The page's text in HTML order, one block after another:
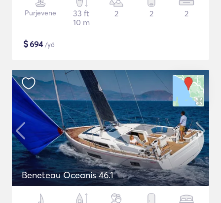
Purjevene
33 ft
10 m
2 2 2
$694/yö
Beneteau Oceanis 46.1